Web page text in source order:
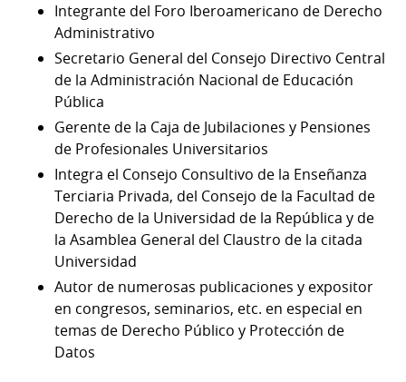
Integrante del Foro Iberoamericano de Derecho
Administrativo
Secretario General del Consejo Directivo Central
de la Administración Nacional de Educación
Pública
Gerente de la Caja de Jubilaciones y Pensiones
de Profesionales Universitarios
Integra el Consejo Consultivo de la Enseñanza
Terciaria Privada, del Consejo de la Facultad de
Derecho de la Universidad de la República y de
la Asamblea General del Claustro de la citada
Universidad
Autor de numerosas publicaciones y expositor
en congresos, seminarios, etc. en especial en
temas de Derecho Público y Protección de
Datos